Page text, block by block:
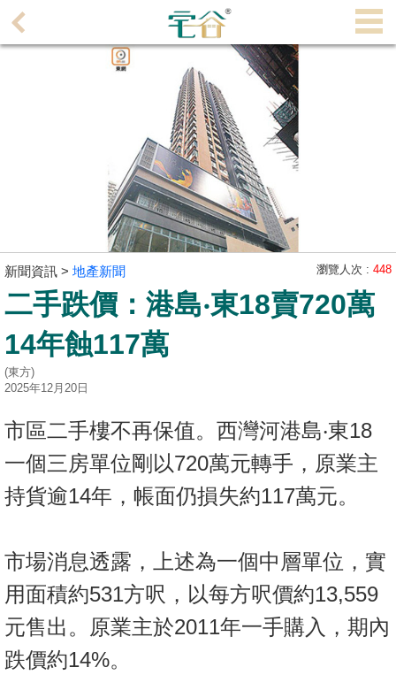
理
業
主
放
盤
宅
谷
揭
地
產
地
產
新
聞
新聞資訊 > 地產新聞 瀏覽人次 : 448
二手跌價：港島‧東18賣720萬
14年蝕117萬
(東方)
2025年12月20日
市區二手樓不再保值。西灣河港島‧東18
一個三房單位剛以720萬元轉手，原業主
持貨逾14年，帳面仍損失約117萬元。
市場消息透露，上述為一個中層單位，實
用面積約531方呎，以每方呎價約13,559
元售出。原業主於2011年一手購入，期內
跌價約14%。